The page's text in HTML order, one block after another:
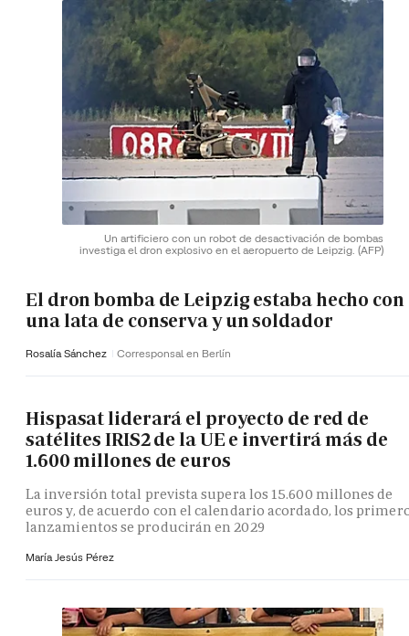
Un artificiero con un robot de desactivación de bombas
investiga el dron explosivo en el aeropuerto de Leipzig. (AFP)
El dron bomba de Leipzig estaba hecho con
una lata de conserva y un soldador
Rosalía Sánchez Corresponsal en Berlín
Hispasat liderará el proyecto de red de
satélites IRIS2 de la UE e invertirá más de
1.600 millones de euros
La inversión total prevista supera los 15.600 millones de
euros y, de acuerdo con el calendario acordado, los
lanzamientos se producirán en 2029
María Jesús Pérez